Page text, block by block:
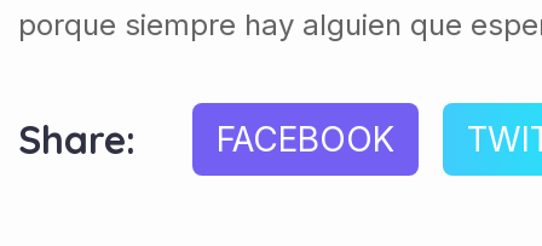
porque siempre hay alguien que
Share: FACEBOOK